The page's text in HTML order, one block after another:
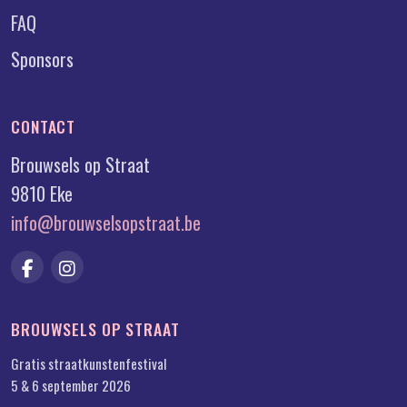
FAQ
Sponsors
CONTACT
Brouwsels op Straat
9810 Eke
info@brouwselsopstraat.be
BROUWSELS OP STRAAT
Gratis straatkunstenfestival
5 & 6 september 2026